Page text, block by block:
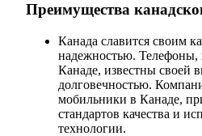
Преимущества
Канада славится своим
надежностью. Телефоны,
Канаде, известны своей
долговечностью.
мобильники в Канаде,
стандартов качества и
технологии.